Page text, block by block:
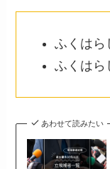
ふくはら
ふくはら
あわせて読みたい